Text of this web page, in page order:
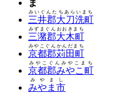
ま
三井郡大刀洗町
みいぐんたちあらいまち
三潴郡大木町
みずまぐんおおきまち
京都郡苅田町
みやこぐんかんだまち
京都郡みやこ町
みやこぐんみやこまち
みやま市
みやまし